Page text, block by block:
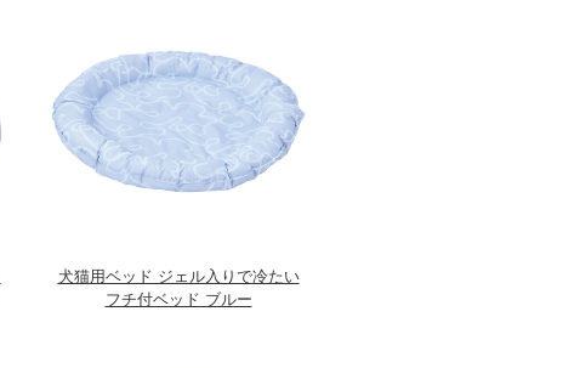
犬猫用ベッド ジェル入りで冷たい
フチ付ベッド ブルー